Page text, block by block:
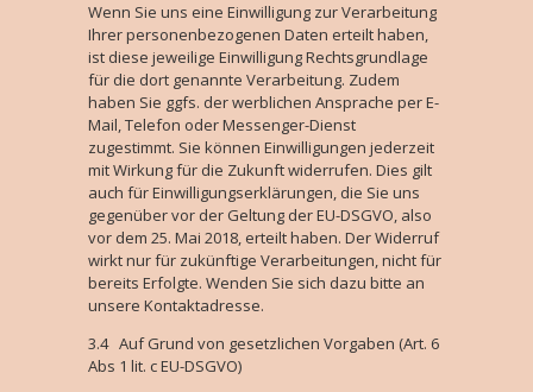
Wenn Sie uns eine Einwilligung zur Verarbeitung
Ihrer personenbezogenen Daten erteilt haben,
ist diese jeweilige Einwilligung Rechtsgrundlage
für die dort genannte Verarbeitung. Zudem
haben Sie ggfs. der werblichen Ansprache per E-
Mail, Telefon oder Messenger-Dienst
zugestimmt. Sie können Einwilligungen jederzeit
mit Wirkung für die Zukunft widerrufen. Dies gilt
auch für Einwilligungserklärungen, die Sie uns
gegenüber vor der Geltung der EU-DSGVO, also
vor dem 25. Mai 2018, erteilt haben. Der Widerruf
wirkt nur für zukünftige Verarbeitungen, nicht für
bereits Erfolgte. Wenden Sie sich dazu bitte an
unsere Kontaktadresse.
3.4 Auf Grund von gesetzlichen Vorgaben (Art. 6
Abs 1 lit. c EU-DSGVO)